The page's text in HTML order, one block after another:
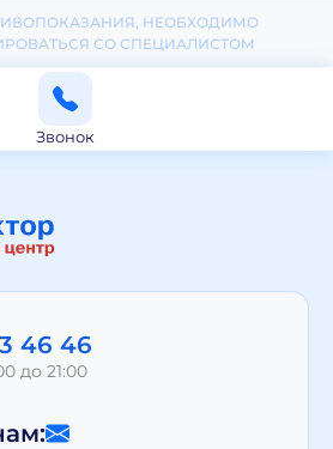
НЕОБХОДИМО
СО СПЕЦИАЛИСТОМ
Звонок
46 46
до 21:00